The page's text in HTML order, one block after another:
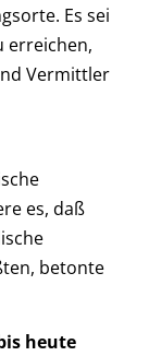
Es sei
erreichen,
Vermittler
es, daß
betonte
heute